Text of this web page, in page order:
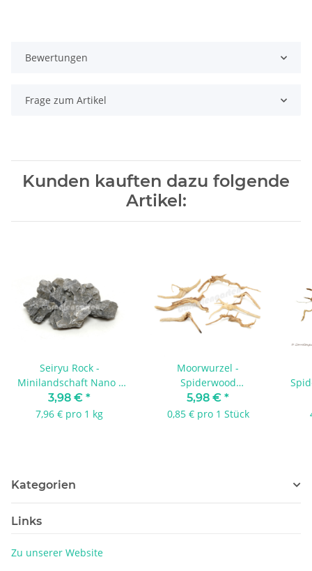
Bewertungen
Frage zum Artikel
Kunden kauften dazu folgende
Artikel:
Seiryu Rock -
Minilandschaft Nano -
500 Gramm
3,98 € *
7,96 € pro 1 kg
Moorwurzel -
Spiderwood
Äste/Wurzeln - Nano
Multipack
5,98 € *
0,85 € pro 1 Stück
Kategorien
Links
Zu unserer Website